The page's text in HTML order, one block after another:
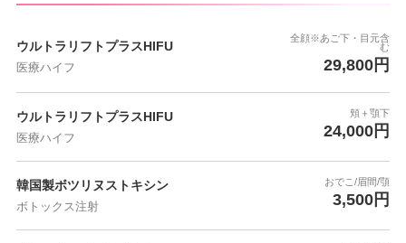
ウルトラリフトプラスHIFU
医療ハイフ
全顔※あご下・目元含
む
29,800円
ウルトラリフトプラスHIFU
医療ハイフ
頬＋顎下
24,000円
韓国製ボツリヌストキシン
ボトックス注射
おでこ/眉間/顎
3,500円